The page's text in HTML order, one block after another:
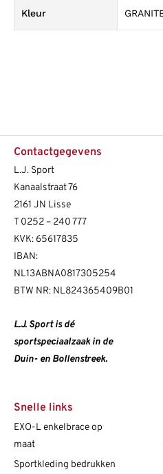
Kleur
Contactgegevens
L.J. Sport
Kanaalstraat 76
2161 JN Lisse
T0252 – 240 777
KVK: 65617835
IBAN:
NL13ABNA0817305254
BTW NR: NL824365409B01
L.J. Sport is dé
sportspeciaalzaak in de
Duin- en Bollenstreek.
Snelle links
EXO-L enkelbrace op
maat
Sportkleding bedrukken